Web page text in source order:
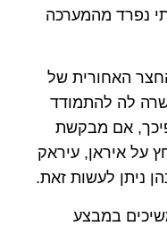
נפרד מהמערכה
האחורית של
לה להתמודד
אם מבקשת
על איראן, עיראק
ניתן לעשות זאת.
במבצע